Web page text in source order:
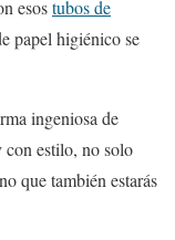
esostubos de
papel higiénico se
ingeniosa de
con estilo, no solo
que también estarás